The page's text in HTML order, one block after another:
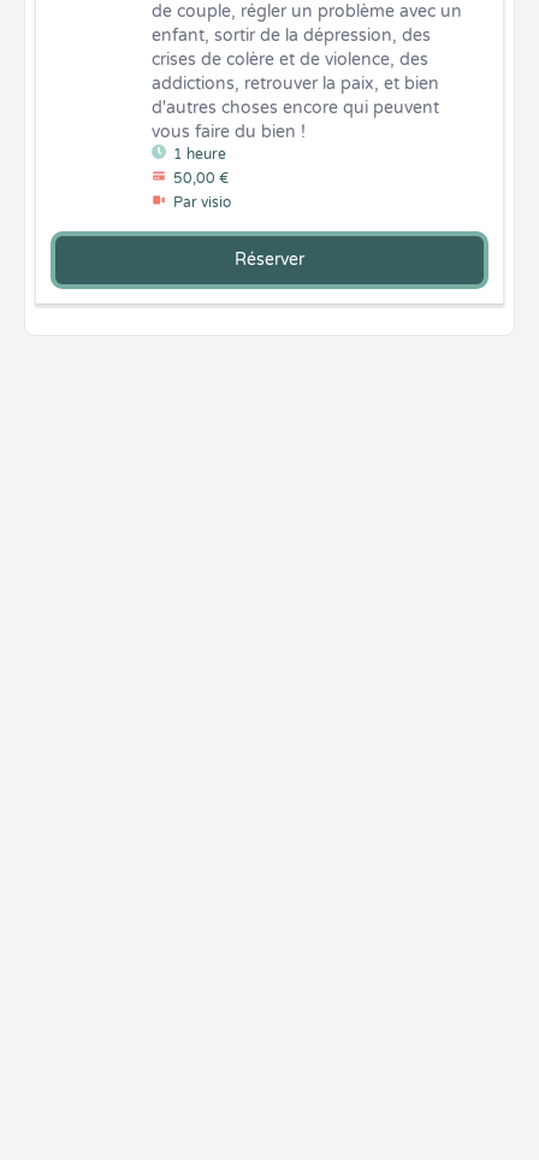
1 heure
50,00 €
Par visio
de couple, régler un problème avec un
enfant, sortir de la dépression, des
crises de colère et de violence, des
addictions, retrouver la paix, et bien
d'autres choses encore qui peuvent
vous faire du bien !
Réserver